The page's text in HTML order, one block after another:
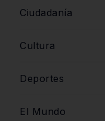
Ciudadanía
Cultura
Deportes
El Mundo